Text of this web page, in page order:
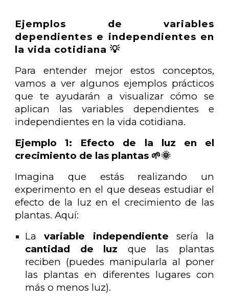
Ejemplos de variables
dependientes e independientes en
la vida cotidiana 💡
Para entender mejor estos conceptos,
vamos a ver algunos ejemplos prácticos
que te ayudarán a visualizar cómo se
aplican las variables dependientes e
independientes en la vida cotidiana.
Ejemplo 1: Efecto de la luz en el
crecimiento de las plantas 🌱🌞
Imagina que estás realizando un
experimento en el que deseas estudiar el
efecto de la luz en el crecimiento de las
plantas. Aquí:
Lavariable independiente sería la
cantidad de luz que las plantas
reciben (puedes manipularla al poner
las plantas en diferentes lugares con
más o menos luz).